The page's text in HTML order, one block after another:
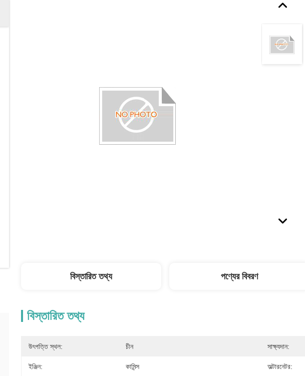
বিস্তারিত তথ্য পণ্যের বিবরণ
বিস্তারিত তথ্য
উৎপত্তি স্থল: চীন সাক্ষ্যদান:
ইঞ্জিন: কামিন্স অল্টারনেটর: